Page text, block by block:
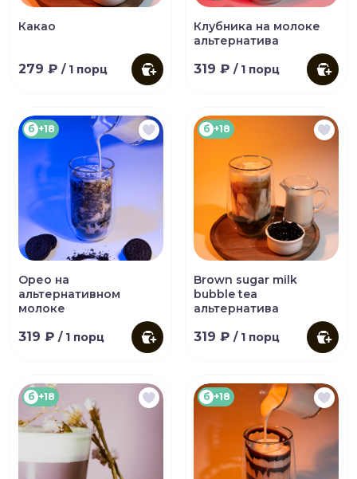
Какао
279 ₽ / 1 порц
Клубника на молоке
альтернатива
319 ₽ / 1 порц
б +18
Орео на
альтернативном
молоке
319 ₽ / 1 порц
б +18
Brown sugar milk
bubble tea
альтернатива
319 ₽ / 1 порц
б +18 б +18